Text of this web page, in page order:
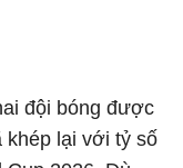
đội bóng được
khép lại với tỷ số